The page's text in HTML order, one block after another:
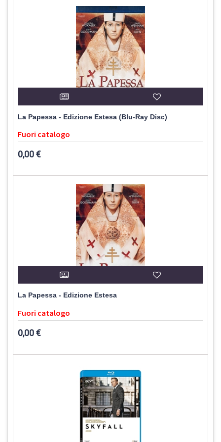
La Papessa - Edizione Estesa (Blu-Ray Disc)
Fuori catalogo
0,00 €
La Papessa - Edizione Estesa
Fuori catalogo
0,00 €